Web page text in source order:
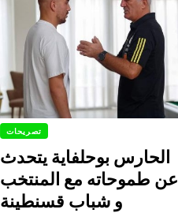
تصريحات
الحارس بوحلفاية يتحدث
عن طموحاته مع المنتخب
و شباب قسنطينة